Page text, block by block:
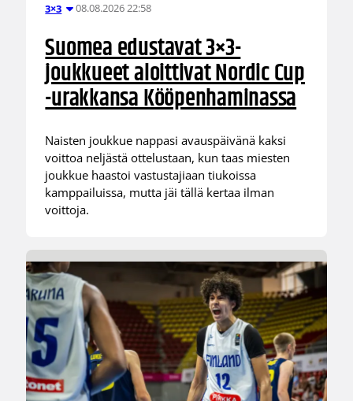
3×3 08.08.2026 22:58
Suomea edustavat 3×3-
joukkueet aloittivat Nordic Cup
-urakkansa Kööpenhaminassa
Naisten joukkue nappasi avauspäivänä kaksi
voittoa neljästä ottelustaan, kun taas miesten
joukkue haastoi vastustajiaan tiukoissa
kamppailuissa, mutta jäi tällä kertaa ilman
voittoja.